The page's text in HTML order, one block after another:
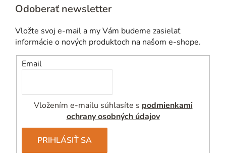
Odoberať newsletter
Vložte svoj e-mail a my Vám budeme zasielať
informácie o nových produktoch na našom e-shope.
Email
Vložením e-mailu súhlasíte s podmienkami
ochrany osobných údajov
PRIHLÁSIŤ SA